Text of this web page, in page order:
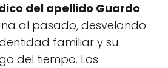
del apellido Guardo
al pasado, desvelando
familiar y su
del tiempo. Los